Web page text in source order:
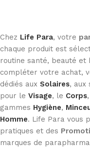
Chez Life Para, votre
chaque produit est
routine santé, beauté et
compléter votre achat,
dédiés aux Solaires, aux
pour le Visage, le Corps
gammes Hygiène,
Homme. Life Para vous
pratiques et des
marques de